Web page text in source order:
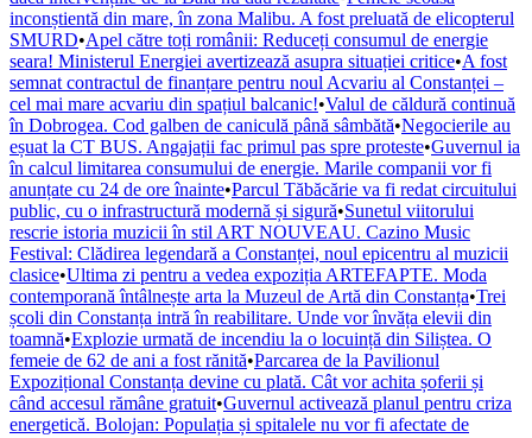
inconștientă din mare, în zona Malibu. A fost preluată de elicopterul
SMURD•Apel către toți românii: Reduceți consumul de energie
seara! Ministerul Energiei avertizează asupra situației critice•A fost
semnat contractul de finanțare pentru noul Acvariu al Constanței –
cel mai mare acvariu din spațiul balcanic!•Valul de căldură continuă
în Dobrogea. Cod galben de caniculă până sâmbătă•Negocierile au
eșuat la CT BUS. Angajații fac primul pas spre proteste•Guvernul ia
în calcul limitarea consumului de energie. Marile companii vor fi
anunțate cu 24 de ore înainte•Parcul Tăbăcărie va fi redat circuitului
public, cu o infrastructură modernă și sigură•Sunetul viitorului
rescrie istoria muzicii în stil ART NOUVEAU. Cazino Music
Festival: Clădirea legendară a Constanței, noul epicentru al muzicii
clasice•Ultima zi pentru a vedea expoziția ARTEFAPTE. Moda
contemporană întâlnește arta la Muzeul de Artă din Constanța•Trei
școli din Constanța intră în reabilitare. Unde vor învăța elevii din
toamnă•Explozie urmată de incendiu la o locuință din Siliștea. O
femeie de 62 de ani a fost rănită•Parcarea de la Pavilionul
Expozițional Constanța devine cu plată. Cât vor achita șoferii și
când accesul rămâne gratuit•Guvernul activează planul pentru criza
energetică. Bolojan: Populația și spitalele nu vor fi afectate de